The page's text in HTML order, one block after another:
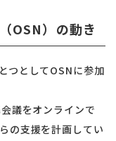
OSN）の動き
つとしてOSNに参加
議をオンラインで
の支援を計画してい